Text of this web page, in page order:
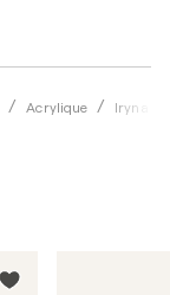
Acrylique Iryna